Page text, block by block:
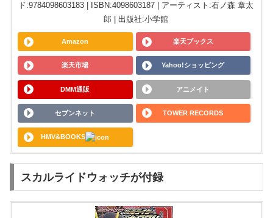
ド:9784098603183 | ISBN:4098603187 | アーティスト:石ノ森 章太
郎 | 出版社:小学館
Amazon 楽天ブックス
楽天市場 Yahoo!ショッピング
DMM通販 アニメイト
セブンネット TOWER RECORDS
HMV&BOOKS
スカルライドウォッチが付録